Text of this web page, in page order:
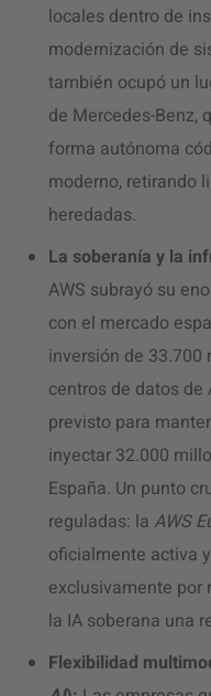
locales dentro de
modernización de
también ocupó un
de Mercedes-Benz,
forma autónoma
moderno, retirando
heredadas.
La soberanía y la
AWS subrayó su
con el mercado
inversión de 33.700
centros de datos de
previsto para
inyectar 32.000
España. Un punto
reguladas: la AWS
oficialmente activa
exclusivamente por
la IA soberana una
Flexibilidad